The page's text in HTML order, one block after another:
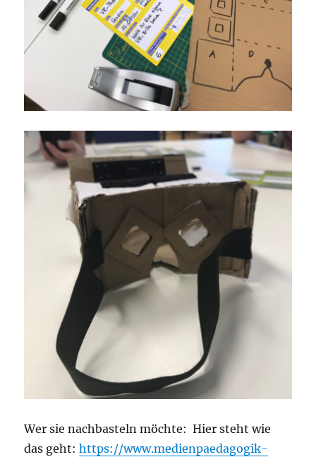
Wer sie nachbasteln möchte: Hier steht wie
das geht:https://www.medienpaedagogik-